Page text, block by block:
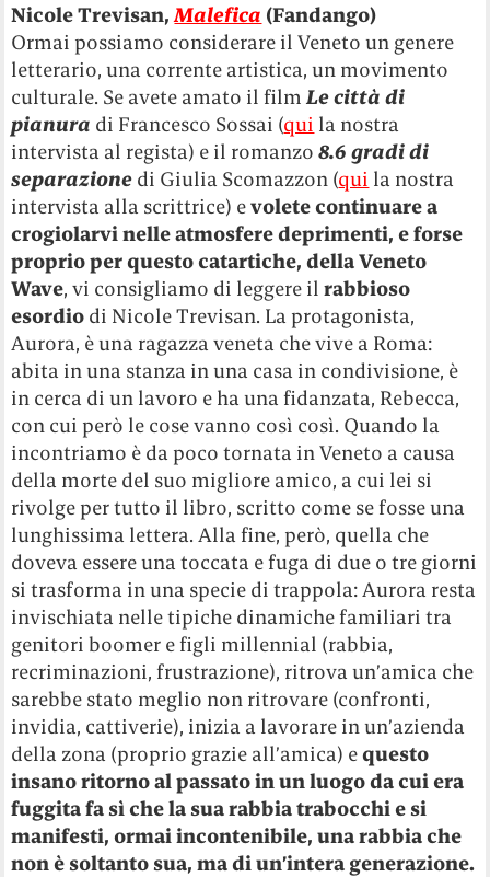
Nicole Trevisan,Malefica (Fandango)
Ormai possiamo considerare il Veneto un genere
letterario, una corrente artistica, un movimento
culturale. Se avete amato il filmLe città di
pianura di Francesco Sossai (qui la nostra
intervista al regista) e il romanzo8.6 gradi di
separazione di Giulia Scomazzon (qui la nostra
intervista alla scrittrice) evolete continuare a
crogiolarvi nelleatmosfere deprimenti, e forse
proprio per questo catartiche, della Veneto
Wave, vi consigliamo di leggere ilrabbioso
esordio di Nicole Trevisan. La protagonista,
Aurora, è una ragazza veneta che vive a Roma:
abita in una stanza in una casa in condivisione, è
in cerca di un lavoro e ha una fidanzata, Rebecca,
con cui però le cose vanno così così. Quando la
incontriamo è da poco tornata in Veneto a causa
della morte del suo migliore amico, a cui lei si
rivolge per tutto il libro, scritto come se fosse una
lunghissima lettera. Alla fine, però, quella che
doveva essere una toccata e fuga di due o tre giorni
si trasforma in una specie di trappola: Aurora resta
invischiata nelle tipiche dinamiche familiari tra
genitori boomer e figli millennial (rabbia,
recriminazioni, frustrazione), ritrova un’amica che
sarebbe stato meglio non ritrovare (confronti,
invidia, cattiverie), inizia a lavorare in un’azienda
della zona (proprio grazie all’amica) equesto
insano ritorno al passato in un luogo da cui era
fuggita fa sì che la sua rabbia trabocchi e si
manifesti, ormai incontenibile, una rabbia che
non è soltanto sua, ma di un’intera generazione.